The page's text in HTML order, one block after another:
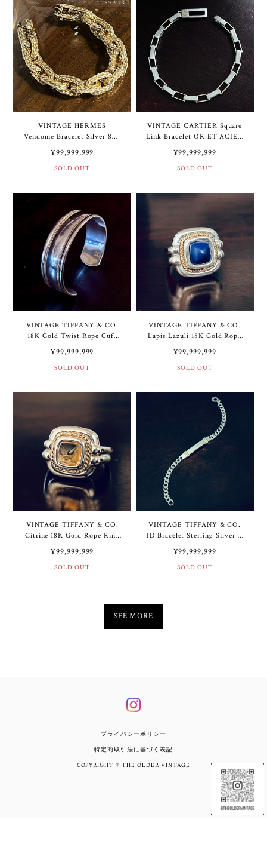
VINTAGE HERMES
Vendome Bracelet Silver 800
& Gold Vermeil | ヴィンテー
ジ エルメス ヴァンドーム ブ
レスレット シルバー 800 &
¥99,999,999
SOLD OUT
VINTAGE CARTIER Square
Link Bracelet OR ET ACIER
(Gold & Stainless Steel) | ヴ
ィンテージ カルティエ スク
エア リンク ブレスレット オ
¥99,999,999
SOLD OUT
VINTAGE TIFFANY & CO.
18K Gold Twist Rope Cuff
Bracelet Sterling Silver | ヴ
ィンテージ ティファニー
18K ゴールド ツイスト ロー
¥99,999,999
SOLD OUT
VINTAGE TIFFANY & CO.
Lapis Lazuli 18K Gold Rope
Ring Sterling Silver | ヴィン
テージ ティファニー ラピス
ラズリ 18K ゴールド ロープ
¥99,999,999
SOLD OUT
VINTAGE TIFFANY & CO.
Citrine 18K Gold Rope Ring
ジ ティファニー シトリン
18K ゴールド ロープ リング
¥99,999,999
SOLD OUT
VINTAGE TIFFANY & CO.
ID Bracelet Sterling Silver &
ィファニー ID ブレスレット
スターリング シルバー &
¥99,999,999
SOLD OUT
SEE MORE
プライバシーポリシー
特定商取引法に基づく表記
COPYRIGHT © THE OLDER VINTAGE